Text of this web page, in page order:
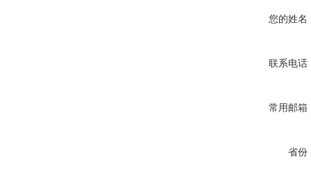
您的姓名
联系电话
常用邮箱
省份